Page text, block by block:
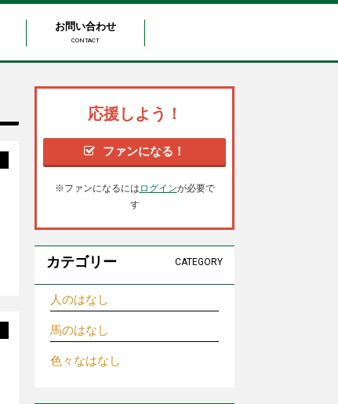
お問い合わせ
CONTACT
応援しよう！
ファンになる！
※ファンになるには ログインが必要で
す
カテゴリー CATEGORY
人のはなし
馬のはなし
色々なはなし